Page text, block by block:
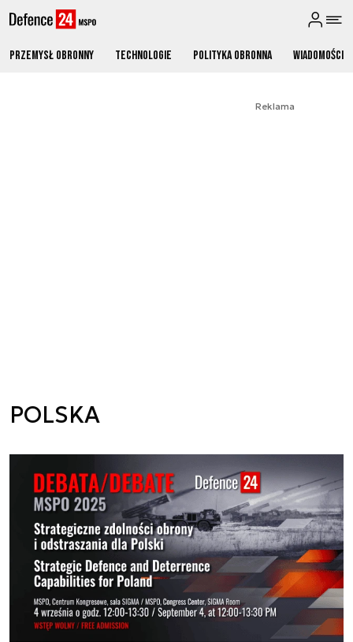
Przemysł obronny Technologie Polityka obronna Wiadomości
Reklama
POLSKA